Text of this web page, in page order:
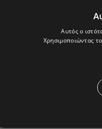
Αυτός ο
Χρησιμοποιώντας